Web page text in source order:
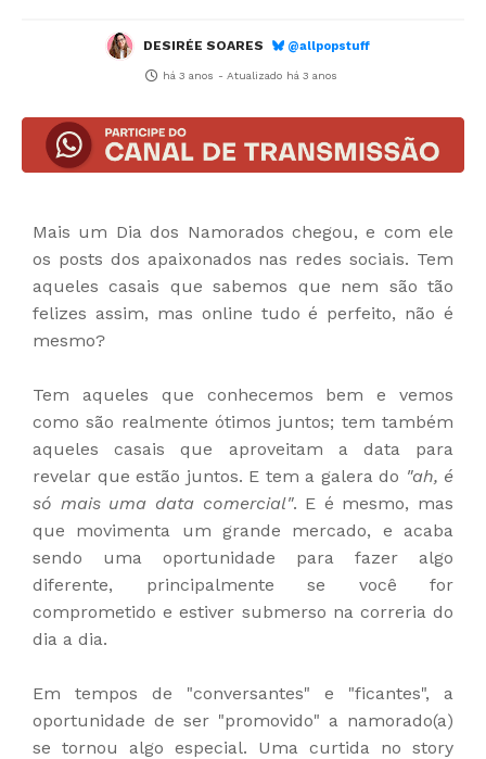
DESIRÉE SOARES @allpopstuff
há 3 anos - Atualizado há 3 anos
Mais um Dia dos Namorados chegou, e com ele
os posts dos apaixonados nas redes sociais. Tem
aqueles casais que sabemos que nem são tão
felizes assim, mas online tudo é perfeito, não é
mesmo?
Tem aqueles que conhecemos bem e vemos
como são realmente ótimos juntos; tem também
aqueles casais que aproveitam a data para
revelar que estão juntos. E tem a galera do "ah, é
só mais uma data comercial". E é mesmo, mas
que movimenta um grande mercado, e acaba
sendo uma oportunidade para fazer algo
diferente, principalmente se você for
comprometido e estiver submerso na correria do
dia a dia.
Em tempos de "conversantes" e "ficantes", a
oportunidade de ser "promovido" a namorado(a)
se tornou algo especial. Uma curtida no story